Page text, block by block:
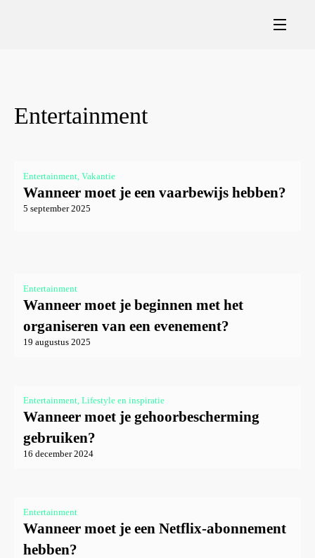
Entertainment
Entertainment, Vakantie
Wanneer moet je een vaarbewijs hebben?
5 september 2025
Entertainment
Wanneer moet je beginnen met het
organiseren van een evenement?
19 augustus 2025
Entertainment, Lifestyle en inspiratie
Wanneer moet je gehoorbescherming
gebruiken?
16 december 2024
Entertainment
Wanneer moet je een Netflix-abonnement
hebben?